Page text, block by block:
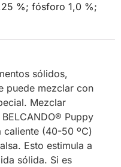
%; fósforo 1,0 %;
sólidos,
puede mezclar con
Mezclar
Puppy
(40-50 ºC)
Esto estimula a
sólida. Si es